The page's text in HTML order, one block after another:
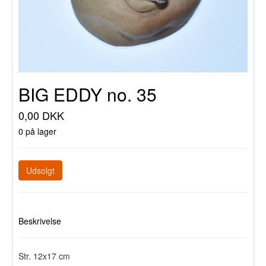
BIG EDDY no. 35
0,00 DKK
0 på lager
Udsolgt
Beskrivelse
Str. 12x17 cm